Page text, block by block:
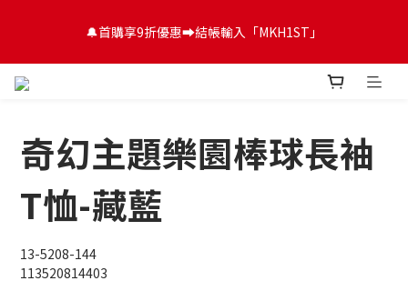
💌】
🔔首購享9折優惠➡️結帳輸入「MKH1ST」
😍FUN暑假！童裝開心購【滿$3,000，送$300 (最高回饋$1,200)
奇幻主題樂園棒球長袖
T恤-藏藍
13-5208-144
113520814403